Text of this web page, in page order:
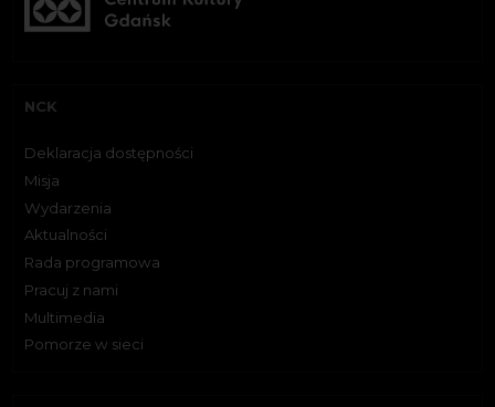
NCK
Deklaracja dostępności
Misja
Wydarzenia
Aktualności
Rada programowa
Pracuj z nami
Multimedia
Pomorze w sieci